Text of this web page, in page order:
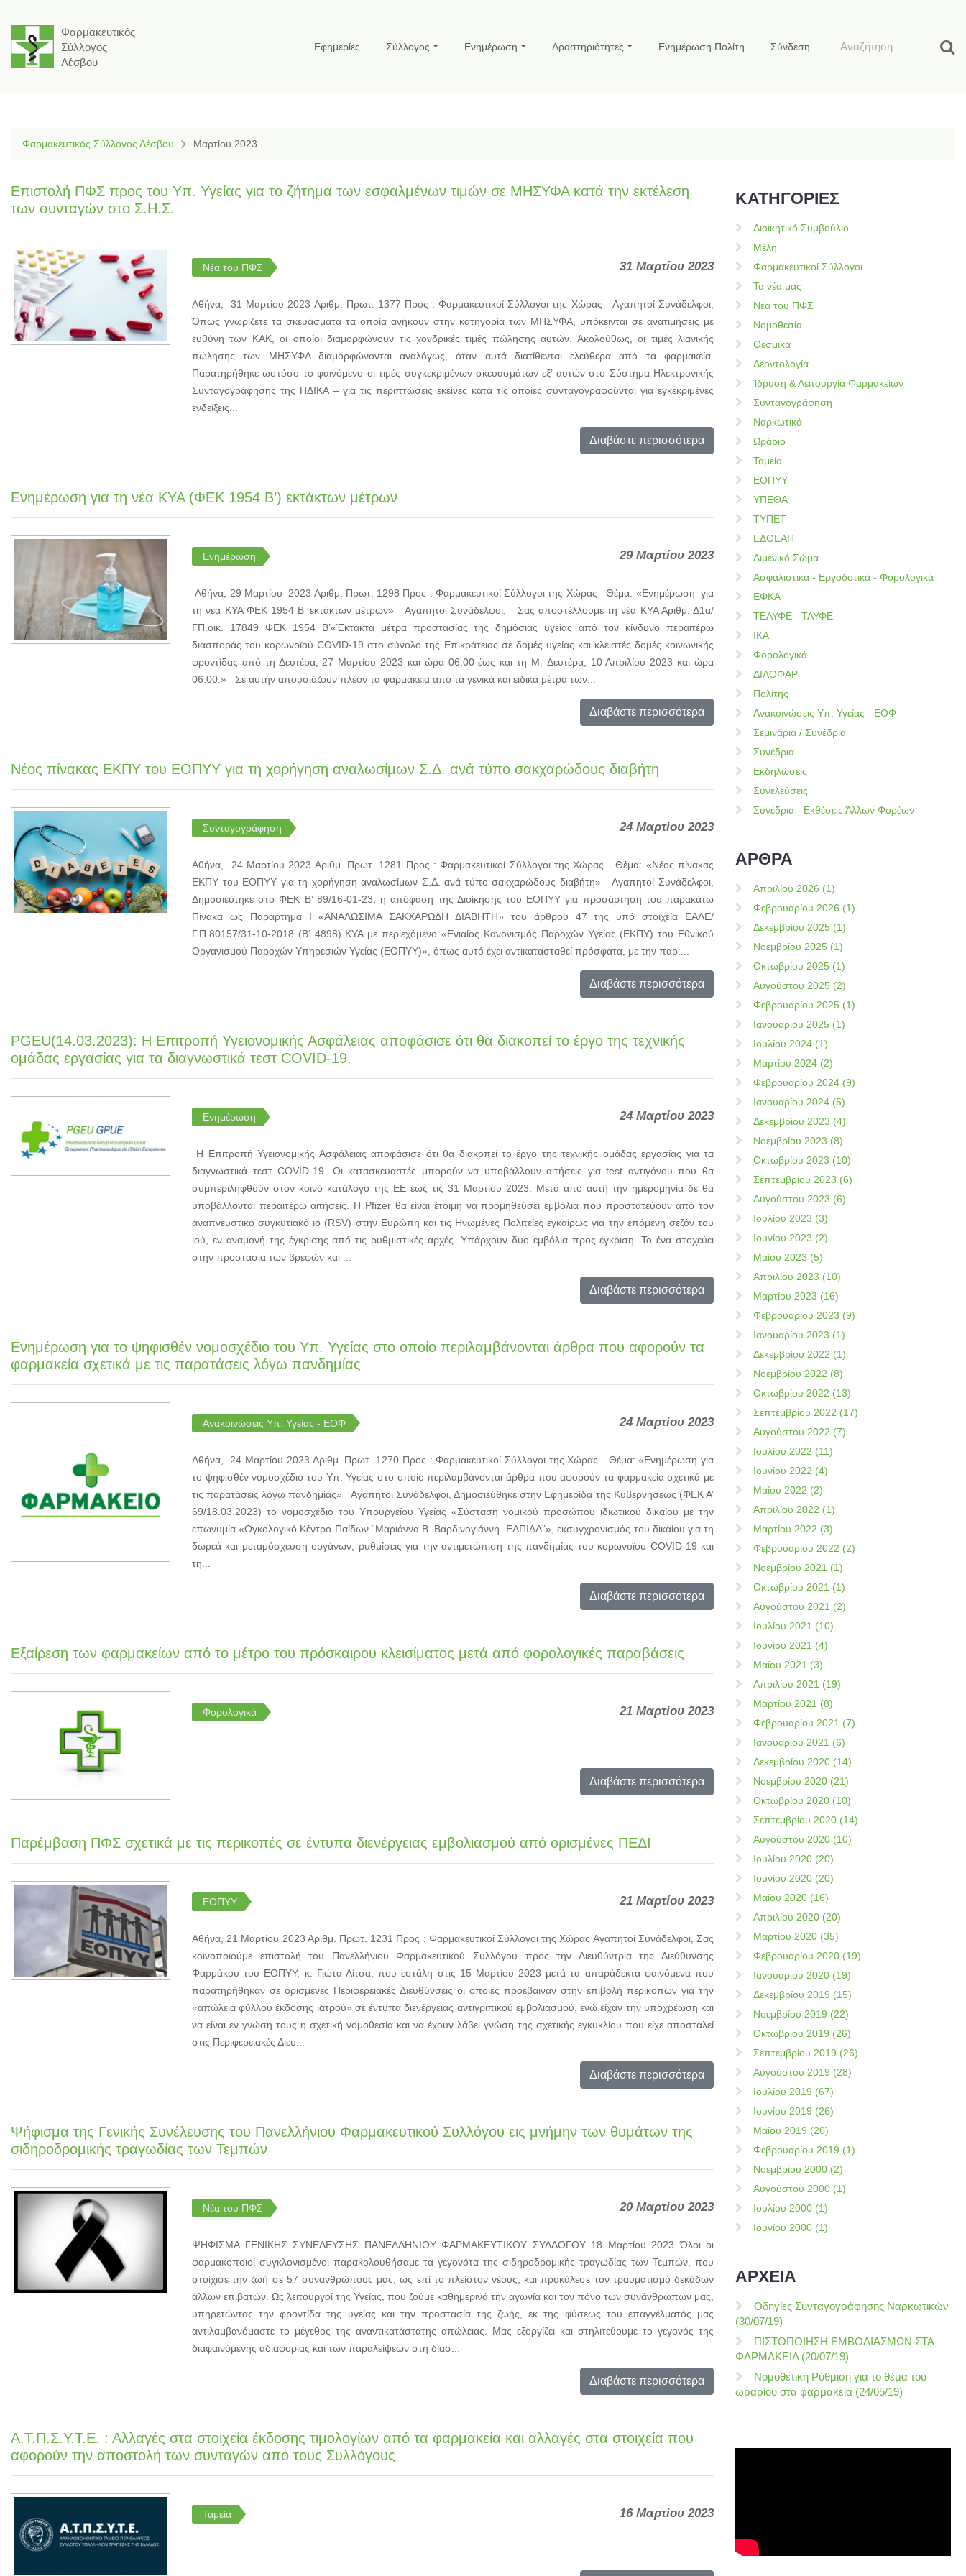
Φαρμακευτικός
Σύλλογος
Λέσβου
Εφημερίες Σύλλογος Ενημέρωση Δραστηριότητες Ενημέρωση Πολίτη Σύνδεση
Φαρμακευτικός Σύλλογος Λέσβου Μαρτίου 2023
Επιστολή ΠΦΣ προς του Υπ. Υγείας για το ζήτημα των εσφαλμένων τιμών σε ΜΗΣΥΦΑ κατά την εκτέλεση
των συνταγών στο Σ.Η.Σ.
Νέα του ΠΦΣ 31 Μαρτίου 2023
Αθήνα, 31 Μαρτίου 2023 Αριθμ. Πρωτ. 1377 Προς : Φαρμακευτικοί Σύλλογοι της Χώρας Αγαπητοί Συνάδελφοι,
Όπως γνωρίζετε τα σκευάσματα τα οποία ανήκουν στην κατηγορία των ΜΗΣΥΦΑ, υπόκεινται σε ανατιμήσεις με
ευθύνη των KAK, οι οποίοι διαμορφώνουν τις χονδρικές τιμές πώλησης αυτών. Ακολούθως, οι τιμές λιανικής
πώλησης των ΜΗΣΥΦΑ διαμορφώνονται αναλόγως, όταν αυτά διατίθενται ελεύθερα από τα φαρμακεία.
Παρατηρήθηκε ωστόσο το φαινόμενο οι τιμές συγκεκριμένων σκευασμάτων εξ’ αυτών στο Σύστημα Ηλεκτρονικής
Συνταγογράφησης της ΗΔΙΚΑ – για τις περιπτώσεις εκείνες κατά τις οποίες συνταγογραφούνται για εγκεκριμένες
ενδείξεις...
Διαβάστε περισσότερα
Ενημέρωση για τη νέα ΚΥΑ (ΦΕΚ 1954 Β’) εκτάκτων μέτρων
Ενημέρωση 29 Μαρτίου 2023
Αθήνα, 29 Μαρτίου 2023 Αριθμ. Πρωτ. 1298 Προς : Φαρμακευτικοί Σύλλογοι της Χώρας Θέμα: «Ενημέρωση για
τη νέα ΚΥΑ ΦΕΚ 1954 Β’ εκτάκτων μέτρων» Αγαπητοί Συνάδελφοι, Σας αποστέλλουμε τη νέα ΚΥΑ Αριθμ. Δ1α/
ΓΠ.οικ. 17849 ΦΕΚ 1954 Β’«Έκτακτα μέτρα προστασίας της δημόσιας υγείας από τον κίνδυνο περαιτέρω
διασποράς του κορωνοϊού COVID-19 στο σύνολο της Επικράτειας σε δομές υγείας και κλειστές δομές κοινωνικής
φροντίδας από τη Δευτέρα, 27 Μαρτίου 2023 και ώρα 06:00 έως και τη M. Δευτέρα, 10 Απριλίου 2023 και ώρα
06:00.» Σε αυτήν απουσιάζουν πλέον τα φαρμακεία από τα γενικά και ειδικά μέτρα των...
Διαβάστε περισσότερα
Νέος πίνακας ΕΚΠΥ του ΕΟΠΥΥ για τη χορήγηση αναλωσίμων Σ.Δ. ανά τύπο σακχαρώδους διαβήτη
Συνταγογράφηση 24 Μαρτίου 2023
Αθήνα, 24 Μαρτίου 2023 Αριθμ. Πρωτ. 1281 Προς : Φαρμακευτικοί Σύλλογοι της Χώρας Θέμα: «Νέος πίνακας
ΕΚΠΥ του ΕΟΠΥΥ για τη χορήγηση αναλωσίμων Σ.Δ. ανά τύπο σακχαρώδους διαβήτη» Αγαπητοί Συνάδελφοι,
Δημοσιεύτηκε στο ΦΕΚ Β’ 89/16-01-23, η απόφαση της Διοίκησης του ΕΟΠΥΥ για προσάρτηση του παρακάτω
Πίνακα ως Παράρτημα Ι «ΑΝΑΛΩΣΙΜΑ ΣΑΚΧΑΡΩΔΗ ΔΙΑΒΗΤΗ» του άρθρου 47 της υπό στοιχεία ΕΑΛΕ/
Γ.Π.80157/31-10-2018 (Β’ 4898) ΚΥΑ με περιεχόμενο «Ενιαίος Κανονισμός Παροχών Υγείας (ΕΚΠΥ) του Εθνικού
Οργανισμού Παροχών Υπηρεσιών Υγείας (ΕΟΠΥΥ)», όπως αυτό έχει αντικατασταθεί πρόσφατα, με την παρ....
Διαβάστε περισσότερα
PGEU(14.03.2023): Η Επιτροπή Υγειονομικής Ασφάλειας αποφάσισε ότι θα διακοπεί το έργο της τεχνικής
ομάδας εργασίας για τα διαγνωστικά τεστ COVID-19.
Ενημέρωση 24 Μαρτίου 2023
Η Επιτροπή Υγειονομικής Ασφάλειας αποφάσισε ότι θα διακοπεί το έργο της τεχνικής ομάδας εργασίας για τα
διαγνωστικά τεστ COVID-19. Οι κατασκευαστές μπορούν να υποβάλλουν αιτήσεις για test αντιγόνου που θα
συμπεριληφθούν στον κοινό κατάλογο της ΕΕ έως τις 31 Μαρτίου 2023. Μετά από αυτή την ημερομηνία δε θα
υποβάλλονται περαιτέρω αιτήσεις. Η Pfizer θα είναι έτοιμη να προμηθεύσει εμβόλια που προστατεύουν από τον
αναπνευστικό συγκυτιακό ιό (RSV) στην Ευρώπη και τις Ηνωμένες Πολιτείες εγκαίρως για την επόμενη σεζόν του
ιού, εν αναμονή της έγκρισης από τις ρυθμιστικές αρχές. Υπάρχουν δυο εμβόλια προς έγκριση. Το ένα στοχεύει
στην προστασία των βρεφών και ...
Διαβάστε περισσότερα
Ενημέρωση για το ψηφισθέν νομοσχέδιο του Υπ. Υγείας στο οποίο περιλαμβάνονται άρθρα που αφορούν τα
φαρμακεία σχετικά με τις παρατάσεις λόγω πανδημίας
Ανακοινώσεις Υπ. Υγείας - ΕΟΦ 24 Μαρτίου 2023
Αθήνα, 24 Μαρτίου 2023 Αριθμ. Πρωτ. 1270 Προς : Φαρμακευτικοί Σύλλογοι της Χώρας Θέμα: «Ενημέρωση για
το ψηφισθέν νομοσχέδιο του Υπ. Υγείας στο οποίο περιλαμβάνονται άρθρα που αφορούν τα φαρμακεία σχετικά με
τις παρατάσεις λόγω πανδημίας» Αγαπητοί Συνάδελφοι, Δημοσιεύθηκε στην Εφημερίδα της Κυβερνήσεως (ΦΕΚ Α’
69/18.03.2023) το νομοσχέδιο του Υπουργείου Υγείας «Σύσταση νομικού προσώπου ιδιωτικού δικαίου με την
επωνυμία «Ογκολογικό Κέντρο Παίδων “Μαριάννα Β. Βαρδινογιάννη -ΕΛΠΙΔΑ”», εκσυγχρονισμός του δικαίου για τη
δωρεά και μεταμόσχευση οργάνων, ρυθμίσεις για την αντιμετώπιση της πανδημίας του κορωνοϊου COVID-19 και
τη...
Διαβάστε περισσότερα
Εξαίρεση των φαρμακείων από το μέτρο του πρόσκαιρου κλεισίματος μετά από φορολογικές παραβάσεις
Φορολογικά 21 Μαρτίου 2023
Διαβάστε περισσότερα
Παρέμβαση ΠΦΣ σχετικά με τις περικοπές σε έντυπα διενέργειας εμβολιασμού από ορισμένες ΠΕΔΙ
ΕΟΠΥΥ 21 Μαρτίου 2023
Αθήνα, 21 Μαρτίου 2023 Αριθμ. Πρωτ. 1231 Προς : Φαρμακευτικοί Σύλλογοι της Χώρας Αγαπητοί Συνάδελφοι, Σας
κοινοποιούμε επιστολή του Πανελλήνιου Φαρμακευτικού Συλλόγου προς την Διευθύντρια της Διεύθυνσης
Φαρμάκου του ΕΟΠΥΥ, κ. Γιώτα Λίτσα, που εστάλη στις 15 Μαρτίου 2023 μετά τα απαράδεκτα φαινόμενα που
παρατηρήθηκαν σε ορισμένες Περιφερειακές Διευθύνσεις οι οποίες προέβαιναν στην επιβολή περικοπών για την
«απώλεια φύλλου έκδοσης ιατρού» σε έντυπα διενέργειας αντιγριπικού εμβολιασμού, ενώ είχαν την υποχρέωση και
να είναι εν γνώση τους η σχετική νομοθεσία και να έχουν λάβει γνώση της σχετικής εγκυκλίου που είχε αποσταλεί
στις Περιφερειακές Διευ...
Διαβάστε περισσότερα
Ψήφισμα της Γενικής Συνέλευσης του Πανελλήνιου Φαρμακευτικού Συλλόγου εις μνήμην των θυμάτων της
σιδηροδρομικής τραγωδίας των Τεμπών
Νέα του ΠΦΣ 20 Μαρτίου 2023
ΨΗΦΙΣΜΑ ΓΕΝΙΚΗΣ ΣΥΝΕΛΕΥΣΗΣ ΠΑΝΕΛΛΗΝΙΟΥ ΦΑΡΜΑΚΕΥΤΙΚΟΥ ΣΥΛΛΟΓΟΥ 18 Μαρτίου 2023 Όλοι οι
φαρμακοποιοί συγκλονισμένοι παρακολουθήσαμε τα γεγονότα της σιδηροδρομικής τραγωδίας των Τεμπών, που
στοίχισε την ζωή σε 57 συνανθρώπους μας, ως επί το πλείστον νέους, και προκάλεσε τον τραυματισμό δεκάδων
άλλων επιβατών. Ως λειτουργοί της Υγείας, που ζούμε καθημερινά την αγωνία και τον πόνο των συνάνθρωπων μας,
υπηρετώντας την φροντίδα της υγείας και την προστασία της ζωής, εκ της φύσεως του επαγγέλματός μας
αντιλαμβανόμαστε το μέγεθος της αναντικατάστατης απώλειας. Μας εξοργίζει και στηλιτεύουμε το γεγονός της
διαφαινόμενης αδιαφορίας και των παραλείψεων στη διασ...
Διαβάστε περισσότερα
Α.Τ.Π.Σ.Υ.Τ.Ε. : Αλλαγές στα στοιχεία έκδοσης τιμολογίων από τα φαρμακεία και αλλαγές στα στοιχεία που
αφορούν την αποστολή των συνταγών από τους Συλλόγους
Ταμεία 16 Μαρτίου 2023
...
ΚΑΤΗΓΟΡΙΕΣ
Διοικητικό Συμβούλιο
Μέλη
Φαρμακευτικοί Σύλλογοι
Τα νέα μας
Νέα του ΠΦΣ
Νομοθεσία
Θεσμικά
Δεοντολογία
Ίδρυση & Λειτουργία Φαρμακείων
Συνταγογράφηση
Ναρκωτικά
Ωράριο
Ταμεία
ΕΟΠΥΥ
ΥΠΕΘΑ
ΤΥΠΕΤ
ΕΔΟΕΑΠ
Λιμενικό Σώμα
Ασφαλιστικά - Εργοδοτικά - Φορολογικά
ΕΦΚΑ
ΤΕΑΥΦΕ - ΤΑΥΦΕ
ΙΚΑ
Φορολογικά
ΔΙΛΟΦΑΡ
Πολίτης
Ανακοινώσεις Υπ. Υγείας - ΕΟΦ
Σεμινάρια / Συνέδρια
Συνέδρια
Εκδηλώσεις
Συνελεύσεις
Συνέδρια - Εκθέσεις Άλλων Φορέων
ΑΡΘΡΑ
Απριλίου 2026 (1)
Φεβρουαρίου 2026 (1)
Δεκεμβρίου 2025 (1)
Νοεμβρίου 2025 (1)
Οκτωβρίου 2025 (1)
Αυγούστου 2025 (2)
Φεβρουαρίου 2025 (1)
Ιανουαρίου 2025 (1)
Ιουλίου 2024 (1)
Μαρτίου 2024 (2)
Φεβρουαρίου 2024 (9)
Ιανουαρίου 2024 (5)
Δεκεμβρίου 2023 (4)
Νοεμβρίου 2023 (8)
Οκτωβρίου 2023 (10)
Σεπτεμβρίου 2023 (6)
Αυγούστου 2023 (6)
Ιουλίου 2023 (3)
Ιουνίου 2023 (2)
Μαίου 2023 (5)
Απριλίου 2023 (10)
Μαρτίου 2023 (16)
Φεβρουαρίου 2023 (9)
Ιανουαρίου 2023 (1)
Δεκεμβρίου 2022 (1)
Νοεμβρίου 2022 (8)
Οκτωβρίου 2022 (13)
Σεπτεμβρίου 2022 (17)
Αυγούστου 2022 (7)
Ιουλίου 2022 (11)
Ιουνίου 2022 (4)
Μαίου 2022 (2)
Απριλίου 2022 (1)
Μαρτίου 2022 (3)
Φεβρουαρίου 2022 (2)
Νοεμβρίου 2021 (1)
Οκτωβρίου 2021 (1)
Αυγούστου 2021 (2)
Ιουλίου 2021 (10)
Ιουνίου 2021 (4)
Μαίου 2021 (3)
Απριλίου 2021 (19)
Μαρτίου 2021 (8)
Φεβρουαρίου 2021 (7)
Ιανουαρίου 2021 (6)
Δεκεμβρίου 2020 (14)
Νοεμβρίου 2020 (21)
Οκτωβρίου 2020 (10)
Σεπτεμβρίου 2020 (14)
Αυγούστου 2020 (10)
Ιουλίου 2020 (20)
Ιουνίου 2020 (20)
Μαίου 2020 (16)
Απριλίου 2020 (20)
Μαρτίου 2020 (35)
Φεβρουαρίου 2020 (19)
Ιανουαρίου 2020 (19)
Δεκεμβρίου 2019 (15)
Νοεμβρίου 2019 (22)
Οκτωβρίου 2019 (26)
Σεπτεμβρίου 2019 (26)
Αυγούστου 2019 (28)
Ιουλίου 2019 (67)
Ιουνίου 2019 (26)
Μαίου 2019 (20)
Φεβρουαρίου 2019 (1)
Νοεμβρίου 2000 (2)
Αυγούστου 2000 (1)
Ιουλίου 2000 (1)
Ιουνίου 2000 (1)
ΑΡΧΕΙΑ
Οδηγίες Συνταγογράφησης Ναρκωτικών
(30/07/19)
ΠΙΣΤΟΠΟΙΗΣΗ ΕΜΒΟΛΙΑΣΜΩΝ ΣΤΑ
ΦΑΡΜΑΚΕΙΑ (20/07/19)
Νομοθετική Ρύθμιση για το θέμα του
ωραρίου στα φαρμακεία (24/05/19)